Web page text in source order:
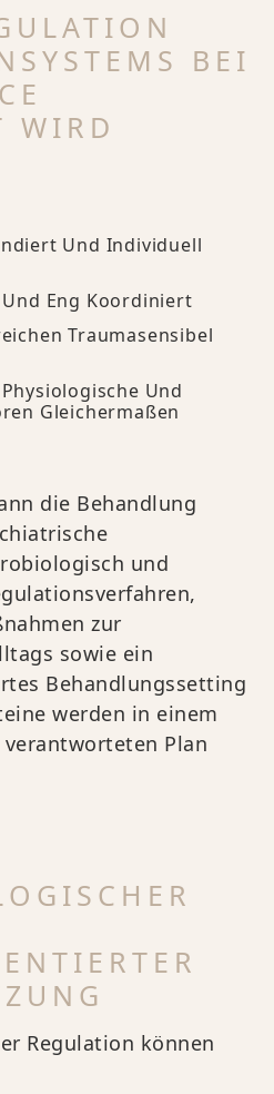
BEI
WIRD
Und Individuell
Eng Koordiniert
Traumasensibel
Und
Gleichermaßen
die Behandlung
und
zur
sowie ein
Behandlungssetting
werden in einem
Plan
Regulation können